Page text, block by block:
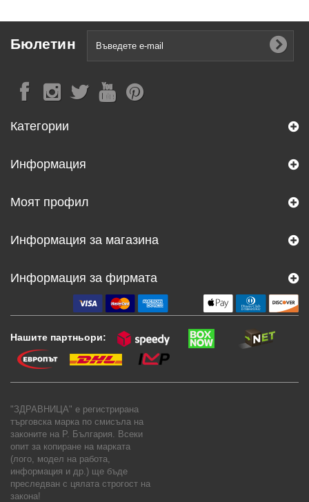
Бюлетин
Категории
Информация
Моят профил
Информация за магазина
Информация за фирмата
Нашите партньори:
"ЗДРАВНИЦА" е регистрирана
търговска марка по смисъла на
законите на Р. България. Всеки
опит за копиране на марката
(лого, модел на работа,
информация и др.) ще бъде
преследван с цялата строгост на
закона!